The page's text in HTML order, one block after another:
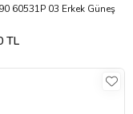
60531P 03 Erkek Güneş
TL